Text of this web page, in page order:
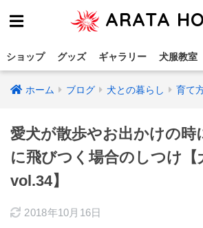
ARATA
ショップ グッズ ギャラリー 犬服教室
ホーム ブログ 犬との暮らし 育て
愛犬が散歩やお出かけの時
に飛びつく場合のしつけ【
vol.34】
2018年10月16日